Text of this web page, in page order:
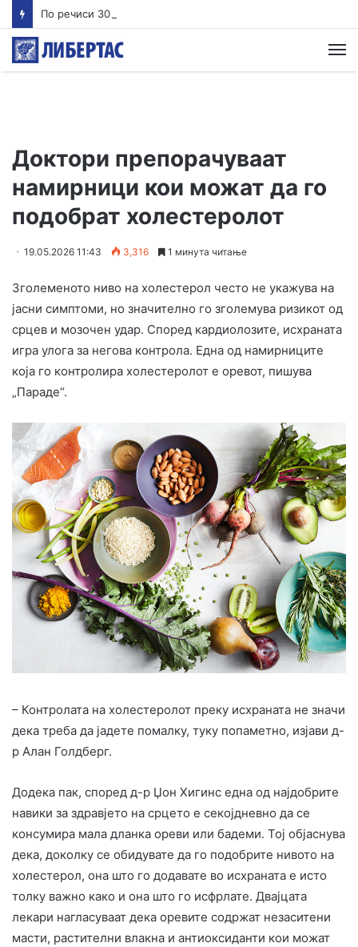
Доктори препорачуваат
намирници кои можат да го
подобрат холестеролот
19.05.2026 11:43 3,316 1 минута читање
Зголеменото ниво на холестерол често не укажува на
јасни симптоми, но значително го зголемува ризикот од
срцев и мозочен удар. Според кардиолозите, исхраната
игра улога за негова контрола. Една од намирниците
која го контролира холестеролот е оревот, пишува
„Параде“.
– Контролата на холестеролот преку исхраната не значи
дека треба да јадете помалку, туку попаметно, изјави д-
р Алан Голдберг.
Додека пак, според д-р Џон Хигинс една од најдобрите
навики за здравјето на срцето е секојдневно да се
консумира мала дланка ореви или бадеми. Тој објаснува
дека, доколку се обидувате да го подобрите нивото на
холестерол, она што го додавате во исхраната е исто
толку важно како и она што го исфрлате. Двајцата
лекари нагласуваат дека оревите содржат незаситени
масти, растителни влакна и антиоксиданти кои можат